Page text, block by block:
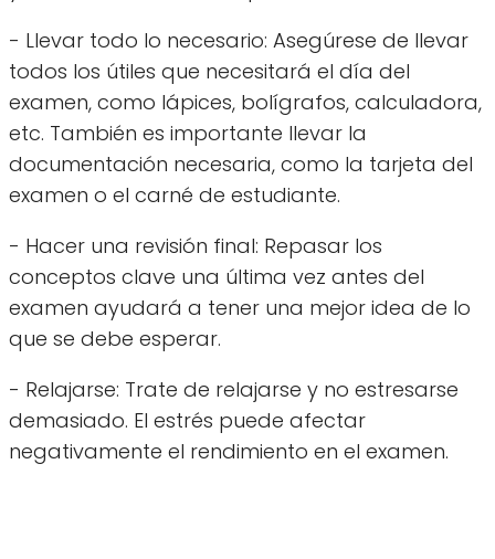
- Llevar todo lo necesario: Asegúrese de llevar
todos los útiles que necesitará el día del
examen, como lápices, bolígrafos, calculadora,
etc. También es importante llevar la
documentación necesaria, como la tarjeta del
examen o el carné de estudiante.
- Hacer una revisión final: Repasar los
conceptos clave una última vez antes del
examen ayudará a tener una mejor idea de lo
que se debe esperar.
- Relajarse: Trate de relajarse y no estresarse
demasiado. El estrés puede afectar
negativamente el rendimiento en el examen.